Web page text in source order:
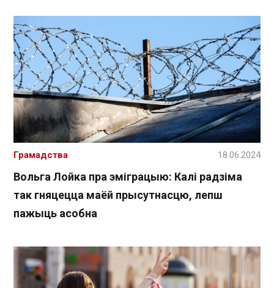
Вольга Лойка пра эміграцыю: Калі радзіма
так гняцецца маёй прысутнасцю, лепш
пажыць асобна
Грамадства 18.06.2024